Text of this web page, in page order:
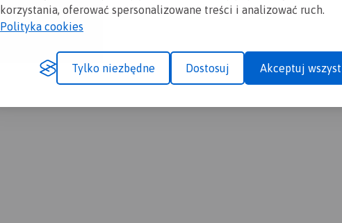
korzystania, oferować spersonalizowane treści i analizować ruch.
Polityka cookies
Tylko niezbędne Dostosuj Akceptuj